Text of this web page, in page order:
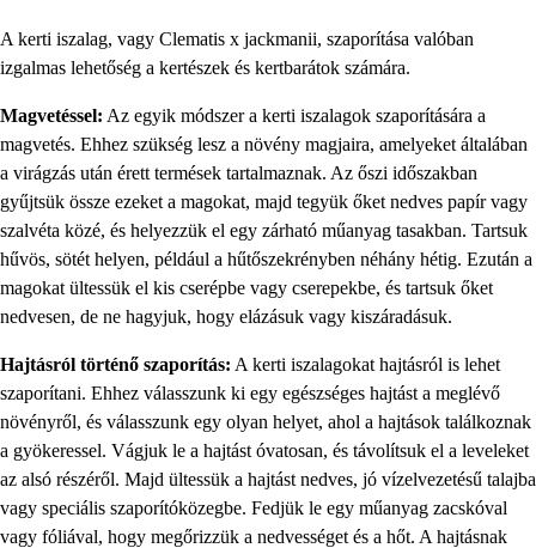
A kerti iszalag, vagy Clematis x jackmanii, szaporítása valóban
izgalmas lehetőség a kertészek és kertbarátok számára.
Magvetéssel: Az egyik módszer a kerti iszalagok szaporítására a
magvetés. Ehhez szükség lesz a növény magjaira, amelyeket általában
a virágzás után érett termések tartalmaznak. Az őszi időszakban
gyűjtsük össze ezeket a magokat, majd tegyük őket nedves papír vagy
szalvéta közé, és helyezzük el egy zárható műanyag tasakban. Tartsuk
hűvös, sötét helyen, például a hűtőszekrényben néhány hétig. Ezután a
magokat ültessük el kis cserépbe vagy cserepekbe, és tartsuk őket
nedvesen, de ne hagyjuk, hogy elázásuk vagy kiszáradásuk.
Hajtásról történő szaporítás: A kerti iszalagokat hajtásról is lehet
szaporítani. Ehhez válasszunk ki egy egészséges hajtást a meglévő
növényről, és válasszunk egy olyan helyet, ahol a hajtások találkoznak
a gyökeressel. Vágjuk le a hajtást óvatosan, és távolítsuk el a leveleket
az alsó részéről. Majd ültessük a hajtást nedves, jó vízelvezetésű talajba
vagy speciális szaporítóközegbe. Fedjük le egy műanyag zacskóval
vagy fóliával, hogy megőrizzük a nedvességet és a hőt. A hajtásnak